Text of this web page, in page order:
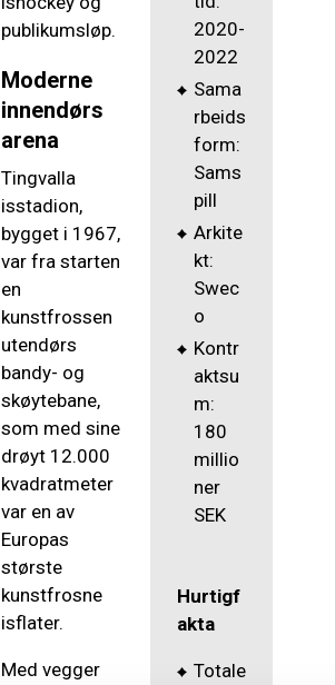
publikumsløp.
Moderne
innendørs
arena
Tingvalla
isstadion,
bygget i 1967,
var fra starten
en
kunstfrossen
utendørs
bandy- og
skøytebane,
som med sine
drøyt 12.000
kvadratmeter
var en av
Europas
største
kunstfrosne
isflater.
Med vegger
2020-
2022
Sama
rbeids
form:
Sams
pill
Arkite
kt:
Swec
o
Kontr
aktsu
m:
180
millio
ner
SEK
Hurtigf
akta
Totale